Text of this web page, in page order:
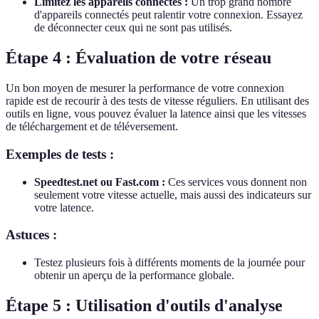
d'appareils connectés peut ralentir votre connexion. Essayez
de déconnecter ceux qui ne sont pas utilisés.
Étape 4 : Évaluation de votre réseau
Un bon moyen de mesurer la performance de votre connexion
rapide est de recourir à des tests de vitesse réguliers. En utilisant des
outils en ligne, vous pouvez évaluer la latence ainsi que les vitesses
de téléchargement et de téléversement.
Exemples de tests :
Speedtest.net ou Fast.com : Ces services vous donnent non
seulement votre vitesse actuelle, mais aussi des indicateurs sur
votre latence.
Astuces :
Testez plusieurs fois à différents moments de la journée pour
obtenir un aperçu de la performance globale.
Étape 5 : Utilisation d'outils d'analyse